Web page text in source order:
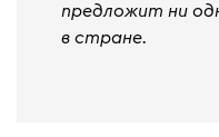
предложит ни
в стране.